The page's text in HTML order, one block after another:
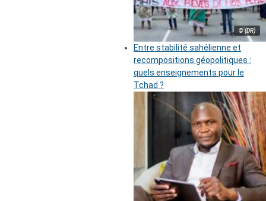
© (DR)
Entre stabilité sahélienne et
recompositions géopolitiques :
quels enseignements pour le
Tchad ?